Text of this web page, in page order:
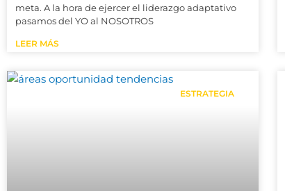
meta. A la hora de ejercer el liderazgo adaptativo
pasamos del YO al NOSOTROS
LEER MÁS
ESTRATEGIA